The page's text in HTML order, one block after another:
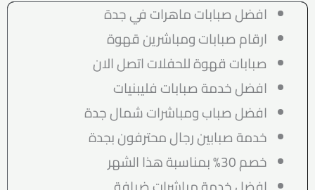
افضل صبابات ماهرات في جدة
ارقام صبابات ومباشرين قهوة
صبابات قهوة للحفلات اتصل الان
افضل خدمة صبابات فليبنيات
افضل صباب ومباشرات شمال جدة
خدمة صبابين رجال محترفون بجدة
خصم 30% بمناسبة هذا الشهر